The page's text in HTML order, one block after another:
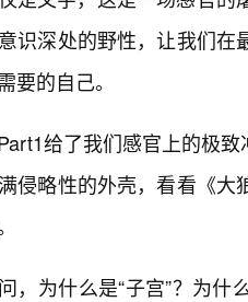
识深处的野性，让我们
要的自己。
给了我们感官上的极
侵略性的外壳，看看《
，为什么是“子宫”？为